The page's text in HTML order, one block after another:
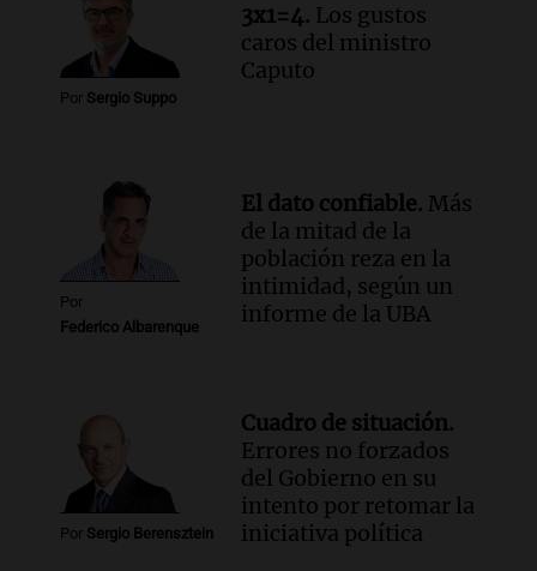
Por Sergio Suppo
3x1=4. Los gustos
caros del ministro
Caputo
Por
Federico Albarenque
El dato confiable. Más
de la mitad de la
población reza en la
intimidad, según un
informe de la UBA
Por Sergio Berensztein
Cuadro de situación.
Errores no forzados
del Gobierno en su
intento por retomar la
iniciativa política